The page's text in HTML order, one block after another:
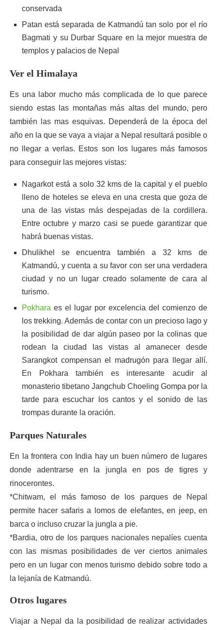
conservada
Patan está separada de Katmandú tan solo por el río
Bagmati y su Durbar Square en la mejor muestra de
templos y palacios de Nepal
Ver el Himalaya
Es una labor mucho más complicada de lo que parece
siendo estas las montañas más altas del mundo, pero
también las mas esquivas. Dependerá de la época del
año en la que se vaya a viajar a Nepal resultará posible o
no llegar a verlas. Estos son los lugares más famosos
para conseguir las mejores vistas:
Nagarkot está a solo 32 kms de la capital y el pueblo
lleno de hoteles se eleva en una cresta que goza de
una de las vistas más despejadas de la cordillera.
Entre octubre y marzo casi se puede garantizar que
habrá buenas vistas.
Dhulikhel se encuentra también a 32 kms de
Katmandú, y cuenta a su favor con ser una verdadera
ciudad y no un lugar creado solamente de cara al
turismo.
Pokhara es el lugar por excelencia del comienzo de
los trekking. Además de contar con un precioso lago y
la posibilidad de dar algún paseo por la colinas que
rodean la ciudad las vistas al amanecer desde
Sarangkot compensan el madrugón para llegar allí.
En Pokhara también es interesante acudir al
monasterio tibetano Jangchub Choeling Gompa por la
tarde para escuchar los cantos y el sonido de las
trompas durante la oración.
Parques Naturales
En la frontera con India hay un buen número de lugares
donde adentrarse en la jungla en pos de tigres y
rinocerontes.
*Chitwam, el más famoso de los parques de Nepal
permite hacer safaris a lomos de elefantes, en jeep, en
barca o incluso cruzar la jungla a pie.
*Bardia, otro de los parques nacionales nepalíes cuenta
con las mismas posibilidades de ver ciertos animales
pero en un lugar con menos turismo debido sobre todo a
la lejanía de Katmandú.
Otros lugares
Viajar a Nepal da la posibilidad de realizar actividades